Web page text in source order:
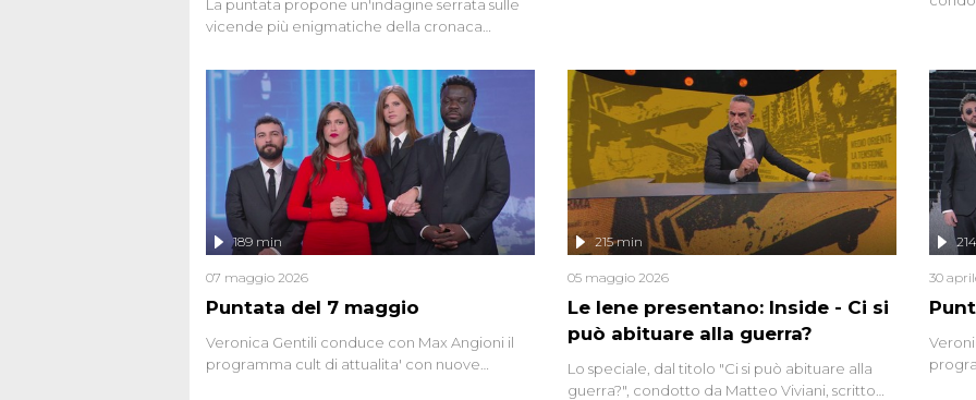
La puntata propone un'indagine serrata sulle
vicende più enigmatiche della cronaca
seriale responsabile di decine di attentati tra
gli anni '90 e il 2000 che, inquietantemente,
potrebbe essere ancora in libertà. Lo speciale
affronta inoltre le zone d'ombra sul Mostro di
Firenze, le cui responsabilità appaiono ancora
oggi avvolte in un groviglio di dubbi mai
chiariti. Nel corso dello speciale anche
l'intervista inedita a Olindo Romano, realizzata
ne...
e
Puntata del 7 maggio
189 min
07 maggio 2026
Veronica Gentili conduce con Max Angioni il
programma cult di attualita' con nuove
Le Iene presentano: Inside - Ci si
può abituare alla guerra?
215 min
05 maggio 2026
Lo speciale, dal titolo "Ci si può abituare alla
guerra?", condotto da Matteo Viviani, scritto
30